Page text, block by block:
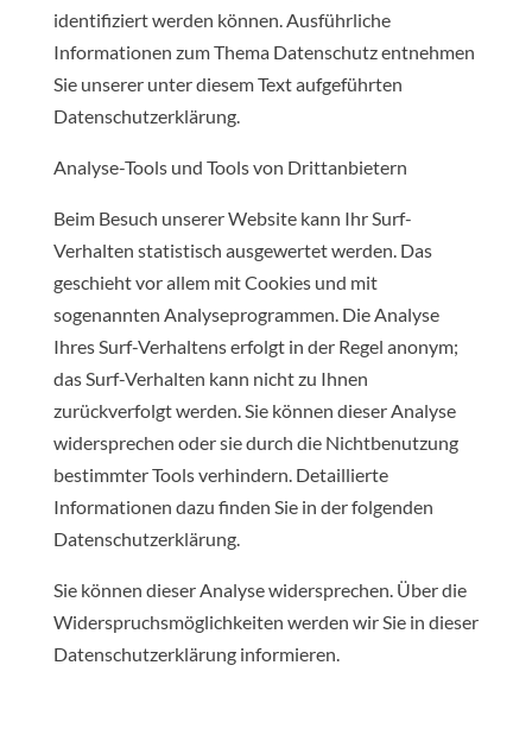
identifiziert werden können. Ausführliche
Informationen zum Thema Datenschutz entnehmen
Sie unserer unter diesem Text aufgeführten
Datenschutzerklärung.
Analyse-Tools und Tools von Drittanbietern
Beim Besuch unserer Website kann Ihr Surf-
Verhalten statistisch ausgewertet werden. Das
geschieht vor allem mit Cookies und mit
sogenannten Analyseprogrammen. Die Analyse
Ihres Surf-Verhaltens erfolgt in der Regel anonym;
das Surf-Verhalten kann nicht zu Ihnen
zurückverfolgt werden. Sie können dieser Analyse
widersprechen oder sie durch die Nichtbenutzung
bestimmter Tools verhindern. Detaillierte
Informationen dazu finden Sie in der folgenden
Datenschutzerklärung.
Sie können dieser Analyse widersprechen. Über die
Widerspruchsmöglichkeiten werden wir Sie in dieser
Datenschutzerklärung informieren.